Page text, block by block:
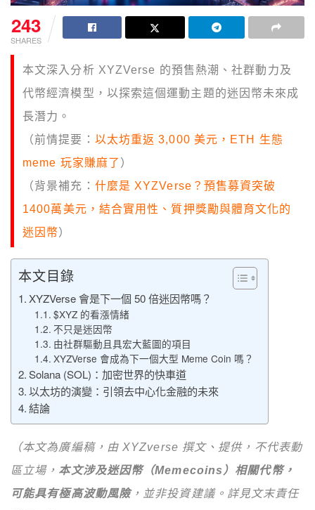
243
SHARES
本文深入分析 XYZVerse 的預售熱潮、社群動力及
代幣經濟模型，以探索這個運動主題的迷因幣未來成
長潛力。
（前情提要： 以太坊重返 3,000 美元，ETH 生態
meme 玩家賺麻了 ）
（背景補充： 什麼是 XYZVerse？預售募資突破
1400萬美元，結合實用性、質押獎勵與體育文化的
迷因幣）
本文目錄
XYZVerse 會是下一個 50 倍迷因幣嗎？
$XYZ 的看漲情緒
不只是迷因幣
由社群驅動且具宏大藍圖的項目
XYZVerse 會成為下一個大型 Meme Coin 嗎？
Solana (SOL)：加密世界的快車道
以太坊的演變：引領去中心化金融的未來
結論
（本文為廣編稿，由 XYZverse 撰文、提供，不代表動
區立場， 本文涉及迷因幣（Memecoins）相關代幣，
可能具有極高波動風險，並非投資建議。詳見文末責任